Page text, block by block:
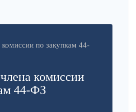
по закупкам 44-
комиссии
44-ФЗ